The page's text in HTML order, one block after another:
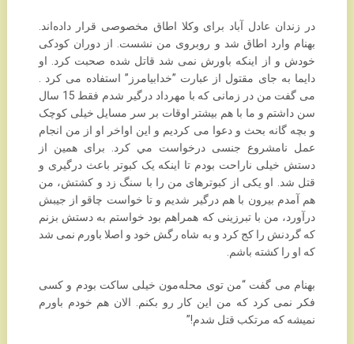
در زندان عادل آباد برای وکلا اطاق مخصوصی قرار داده‌اند.
بهنام وارد اطاق شد و روبروی من نشست. از ‏دوران کودکی
خودش و از اینکه باورش نمی شد قاتل شده صحبت کرد. او
دایما به جای مقتول از عبارت ‏‏”خدابیامرز” استفاده می کرد .
می گفت من در زمانی که با مهرداد درگیر شدم فقط 15 سال
سن داشتم و ما با ‏هم بیشتر اوقات بر سر مسایل خیلی کوچک
و بچه گانه بحث و دعوا می کردیم و این اواخر او از من انجام
‏عمل نامشروع جنسی درخواست مي كرد. برای همین از
دستش خیلی ناراحت بودم تا اینکه یک کبوتر باعث ‏درگیری و
قتل شد. او یکی از کبوترهای من را با سنگ زد و کشتش، من
هم آمدم بیرون با هم درگیر شدیم و ‏تا خواست چاقو از جیبش
درآورد، من با تبرزینی که همراهم بود خواستم به دستش بزنم
که گردنش را کج ‏کرد و به شاه رگش خود و اصلا باورم نمی شد
که او را کشته باشم.‏
بهنام می گفت “من توی محله‌مون خیلی ساکت بودم و کسی
فکر نمی کرد که من این کار رو بکنم. الان هم ‏خودم باورم
نمیشه که مرتکب قتل شدم!”‏